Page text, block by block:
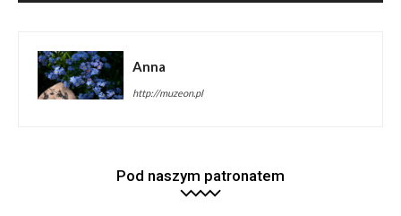
Anna
http://muzeon.pl
Pod naszym patronatem